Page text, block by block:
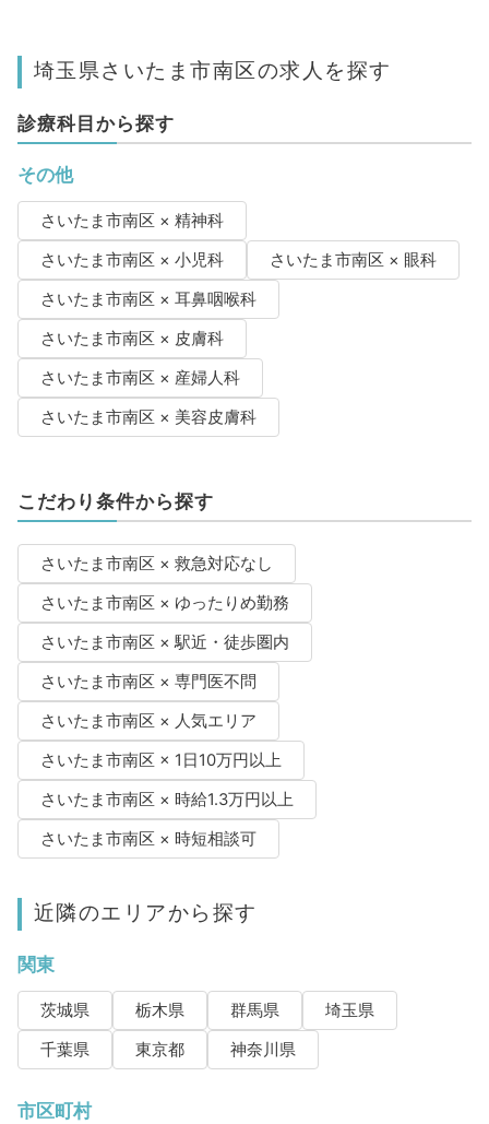
埼玉県さいたま市南区の求人を探す
診療科目から探す
その他
さいたま市南区 × 精神科
さいたま市南区 × 小児科
さいたま市南区 × 眼科
さいたま市南区 × 耳鼻咽喉科
さいたま市南区 × 皮膚科
さいたま市南区 × 産婦人科
さいたま市南区 × 美容皮膚科
こだわり条件から探す
さいたま市南区 × 救急対応なし
さいたま市南区 × ゆったりめ勤務
さいたま市南区 × 駅近・徒歩圏内
さいたま市南区 × 専門医不問
さいたま市南区 × 人気エリア
さいたま市南区 × 1日10万円以上
さいたま市南区 × 時給1.3万円以上
さいたま市南区 × 時短相談可
近隣のエリアから探す
関東
茨城県 栃木県 群馬県
埼玉県
千葉県
東京都 神奈川県
市区町村